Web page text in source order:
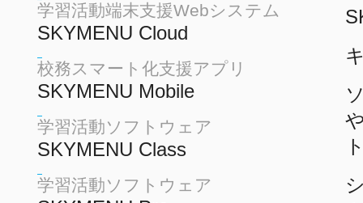
学習活動端末支援Webシステム
SKYMENU Cloud
校務スマート化支援アプリ
SKYMENU Mobile
学習活動ソフトウェア
SKYMENU Class
学習活動ソフトウェア